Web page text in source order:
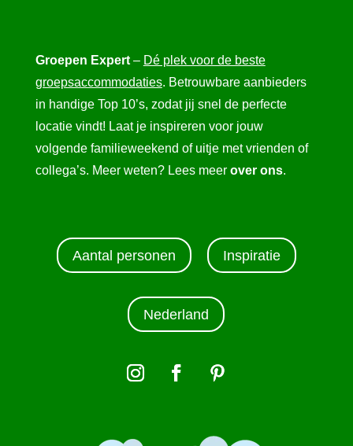
Groepen Expert– Dé plek voor de beste
groepsaccommodaties. Betrouwbare aanbieders
in handige Top 10’s, zodat jij snel de perfecte
locatie vindt! Laat je inspireren voor jouw
volgende familieweekend of uitje met vrienden of
collega’s. Meer weten? Lees meer over ons.
Aantal personen Inspiratie
Nederland